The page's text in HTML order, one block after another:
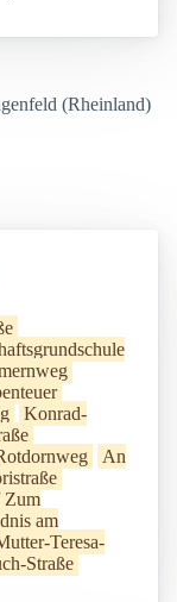
(Rheinland)
Konrad-
An
Zum
am
Teresa-
Straße